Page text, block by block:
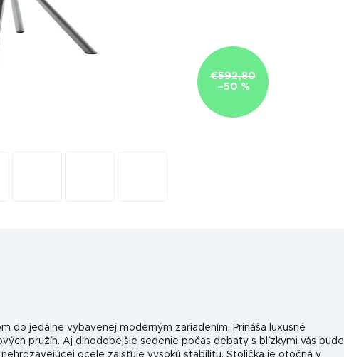
€592,80
–50 %
do jedálne vybavenej moderným zariadením. Prináša luxusné
pružín. Aj dlhodobejšie sedenie počas debaty s blízkymi vás bude